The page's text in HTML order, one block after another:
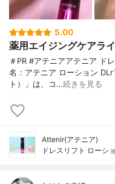
5.00
薬用エイジングケアラ
＃PR #アテニアアテニア ド
名：アテニア ローション
ト）」は、コ…続きを見る
Attenir(アテニア)
ドレスリフト ローシ